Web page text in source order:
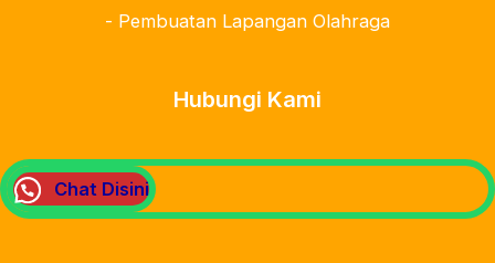
- Pembuatan Lapangan Olahraga
Hubungi Kami
Chat Disini